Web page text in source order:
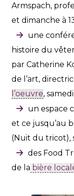
Armspach,
et dimanche à
une
histoire du
par Catherine
de l’art,
l’oeuvre,
un espace
et ce jusqu’au
(Nuit du tricot),
des Food
de la bière